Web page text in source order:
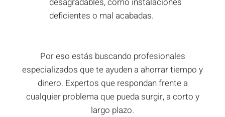
deficientes o mal acabadas.
Por eso estás buscando profesionales
especializados que te ayuden a ahorrar tiempo y
dinero. Expertos que respondan frente a
cualquier problema que pueda surgir, a corto y
largo plazo.